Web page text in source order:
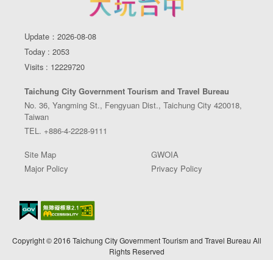
Update：2026-08-08
Today : 2053
Visits : 12229720
Taichung City Government Tourism and Travel Bureau
No. 36, Yangming St., Fengyuan Dist., Taichung City 420018,
Taiwan
TEL. +886-4-2228-9111
Site Map
GWOIA
Major Policy
Privacy Policy
Copyright © 2016 Taichung City Government Tourism and Travel Bureau All
Rights Reserved